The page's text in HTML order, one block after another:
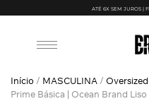
ATÉ 6X SEM JUROS |
Início / MASCULINA /
Prime Básica | Ocean Brand Liso